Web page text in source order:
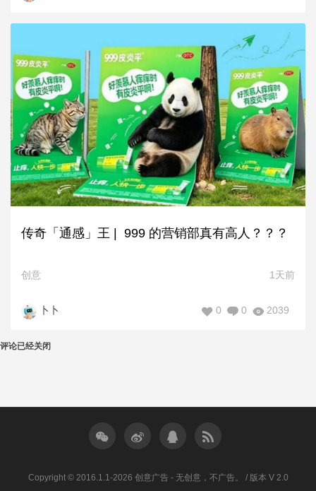
传奇「通感」王 | 999 的营销部真有高人？？？
创意 1天前
卜卜 2039
0
0
评论已经关闭
Copyright © 2016.1.1-2026 创意广告 - 无创意，不广告。 / 版本 V 2.0